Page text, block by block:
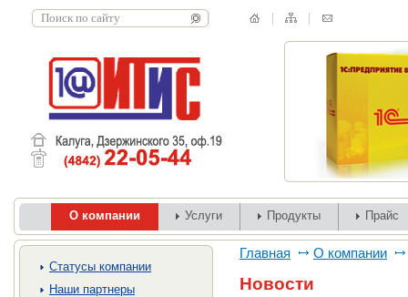
О компании Услуги Продукты Прайс
Cтатусы компании
Наши партнеры
Главная О компании
Новости